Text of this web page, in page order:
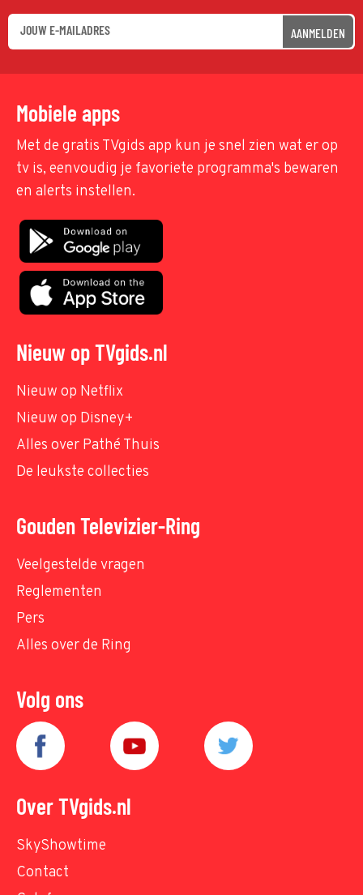
AANMELDEN
Mobiele apps
Met de gratis TVgids app kun je snel zien wat er op
tv is, eenvoudig je favoriete programma's bewaren
en alerts instellen.
Nieuw op TVgids.nl
Nieuw op Netflix
Nieuw op Disney+
Alles over Pathé Thuis
De leukste collecties
Gouden Televizier-Ring
Veelgestelde vragen
Reglementen
Pers
Alles over de Ring
Volg ons
Over TVgids.nl
SkyShowtime
Contact